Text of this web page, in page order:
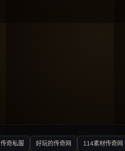
传奇私服 好玩的传奇网 114素材传奇网